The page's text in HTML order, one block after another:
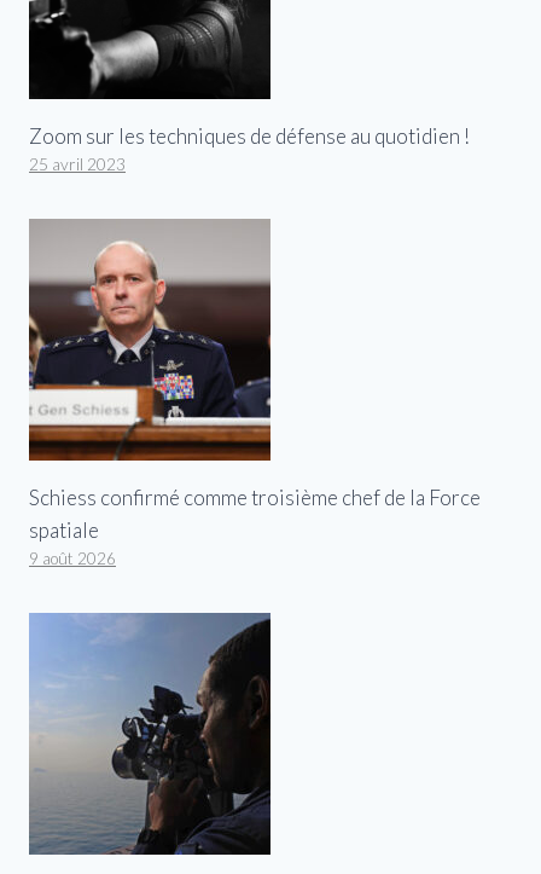
Zoom sur les techniques de défense au quotidien !
25 avril 2023
Schiess confirmé comme troisième chef de la Force
spatiale
9 août 2026